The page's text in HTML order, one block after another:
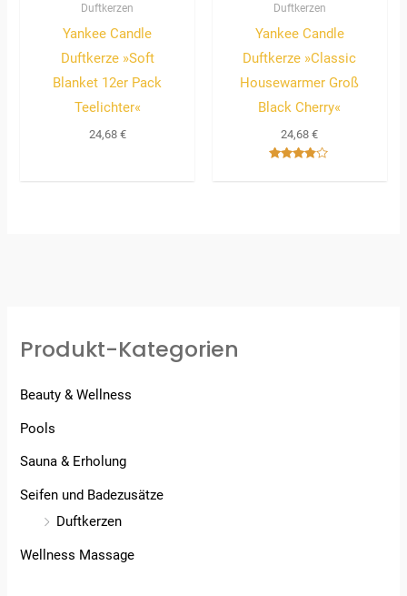
Duftkerzen
Yankee Candle
Duftkerze »Soft
Blanket 12er Pack
Teelichter«
24,68 €
Duftkerzen
Yankee Candle
Duftkerze »Classic
Housewarmer Groß
Black Cherry«
24,68€
Produkt-Kategorien
Beauty & Wellness
Pools
Sauna & Erholung
Seifen und Badezusätze
Duftkerzen
Wellness Massage